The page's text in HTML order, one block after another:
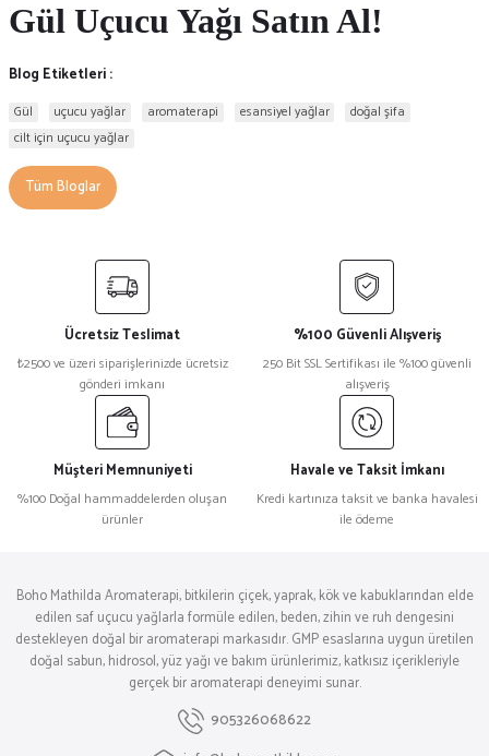
Gül Uçucu Yağı Satın Al!
Blog Etiketleri :
Gül uçucu yağlar aromaterapi esansiyel yağlar
doğal şifa
cilt için uçucu yağlar
Tüm Bloglar
Ücretsiz Teslimat
₺2500 ve üzeri siparişlerinizde ücretsiz
gönderi imkanı
%100 Güvenli Alışveriş
250 Bit SSL Sertifikası ile %100 güvenli
alışveriş
Müşteri Memnuniyeti
%100 Doğal hammaddelerden oluşan
ürünler
Havale ve Taksit İmkanı
Kredi kartınıza taksit ve banka havalesi
ile ödeme
Boho Mathilda Aromaterapi, bitkilerin çiçek, yaprak, kök ve kabuklarından elde
edilen saf uçucu yağlarla formüle edilen, beden, zihin ve ruh dengesini
destekleyen doğal bir aromaterapi markasıdır. GMP esaslarına uygun üretilen
doğal sabun, hidrosol, yüz yağı ve bakım ürünlerimiz, katkısız içerikleriyle
gerçek bir aromaterapi deneyimi sunar.
905326068622